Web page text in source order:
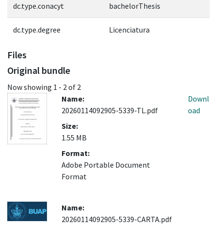
dc.type.conacyt bachelorThesis
dc.type.degree Licenciatura
Files
Original bundle
Now showing 1 - 2 of 2
Name:
20260114092905-5339-TL.pdf
Size:
1.55 MB
Format:
Adobe Portable Document
Format
Downl
oad
Name:
20260114092905-5339-CARTA.pdf